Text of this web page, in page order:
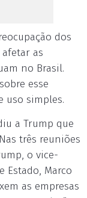
dos
as
no Brasil.
esse
uso simples.
a Trump que
três reuniões
o vice-
Estado, Marco
as empresas